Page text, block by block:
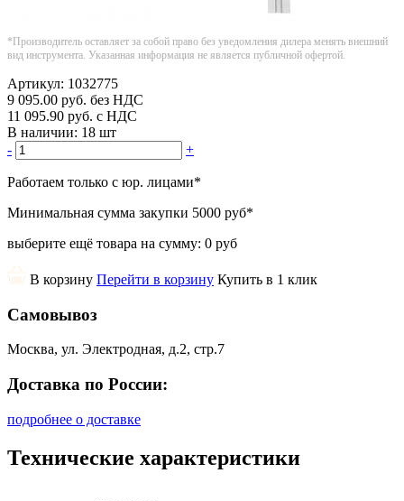
*Производитель оставляет за собой право без уведомления дилера менять внешний
вид инструмента. Указанная информация не является публичной офертой.
Артикул: 1032775
9 095.00 руб. без НДС
11 095.90 руб. с НДС
В наличии: 18 шт
-
+
Работаем только с юр. лицами*
Минимальная сумма закупки 5000 руб*
выберите ещё товара на сумму: 0 руб
В корзину Перейти в корзину Купить в 1 клик
Самовывоз
Москва, ул. Электродная, д.2, стр.7
Доставка по России:
подробнее о доставке
Технические характеристики